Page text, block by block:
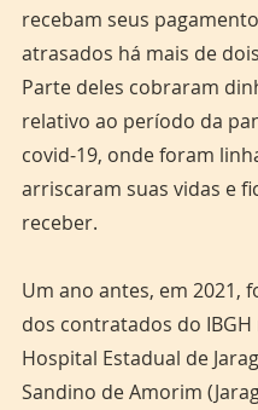
recebam seus
atrasados há mais de
Parte deles cobraram
relativo ao período da
covid-19, onde foram
arriscaram suas vidas e
receber.
Um ano antes, em 2021,
dos contratados do IBGH
Hospital Estadual de
Sandino de Amorim